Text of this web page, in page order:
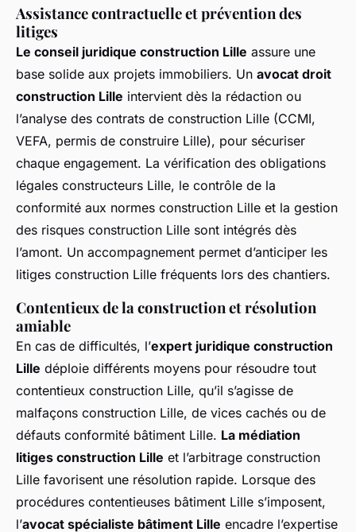
Assistance contractuelle et prévention des
litiges
Le conseil juridique construction Lille assure une
base solide aux projets immobiliers. Un avocat droit
construction Lille intervient dès la rédaction ou
l’analyse des contrats de construction Lille (CCMI,
VEFA, permis de construire Lille), pour sécuriser
chaque engagement. La vérification des obligations
légales constructeurs Lille, le contrôle de la
conformité aux normes construction Lille et la gestion
des risques construction Lille sont intégrés dès
l’amont. Un accompagnement permet d’anticiper les
litiges construction Lille fréquents lors des chantiers.
Contentieux de la construction et résolution
amiable
En cas de difficultés, l’expert juridique construction
Lille déploie différents moyens pour résoudre tout
contentieux construction Lille, qu’il s’agisse de
malfaçons construction Lille, de vices cachés ou de
défauts conformité bâtiment Lille. La médiation
litiges construction Lille et l’arbitrage construction
Lille favorisent une résolution rapide. Lorsque des
procédures contentieuses bâtiment Lille s’imposent,
l’avocat spécialiste bâtiment Lille encadre l’expertise